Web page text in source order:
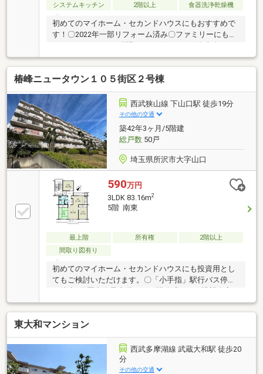
システムキッチン
2階以上 食器洗浄乾燥機
初めてのマイホーム・セカンドハウスにもおすすめで
す！〇2022年一部リフォーム済み〇ファミリーにもお
すすめ！ゆとりある間取り３LDK(85.65㎡)〇南向きに
つき日当たり良好〇開放感のある両面バルコニー〇緑
豊かな住環境〇リフォーム費用を抑えて入居可能当物
件は、管理会社「ホームライフ管理」と同グループ会
社のため、建物管理に関するご質問にもスムーズに対
応可能です！■空家の為お気軽にご内覧いただけま
す！■周辺の物件まとめてご案内可能！■資金計画のご
相談可■住宅ローン相談・金融機関紹介対応■初めての
方にも丁寧にサポートまずはお気軽にお問い合わせく
ださい♪
椿峰ニュータウン１０５街区２号棟
西武狭山線 下山口駅 徒歩19分
その他の交通
築42年3ヶ月/5階建
総戸数50戸
埼玉県所沢市大字山口
590万円
3LDK 83.16m2
5階 南東
最上階 所有権
2階以上
間取り図有り
初めてのマイホーム・セカンドハウスにも投資用とし
てもご検討いただけます。〇「小手指」駅行バス停ま
で徒歩3分圏内〇最上階につき開放感のある眺望〇家
族との空間がを生むLDK広さ約17帖〇ファミリーにも
おすすめ！ゆとりある間取り３LDK(83.16㎡)〇南東向
きにつき日当たり良好〇両面ワイドバルコニーの風通
し良好〇緑豊かな住環境〇EVなし当物件は、管理会社
「ホームライフ管理」と同グループ会社のため、建物
管理に関するご質問にもスムーズに対応可能です！■
資金計画のご相談可■住宅ローン相談・金融機関紹介
東大和マンション
西武多摩湖線 武蔵大和駅 徒歩20
分
その他の交通